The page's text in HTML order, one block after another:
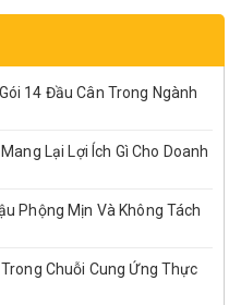
14 Đầu Cân Trong Ngành
Lại Lợi Ích Gì Cho Doanh
Phộng Mịn Và Không Tách
Chuỗi Cung Ứng Thực